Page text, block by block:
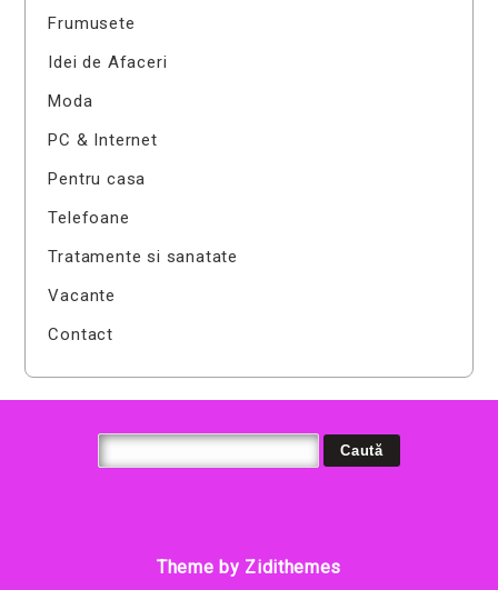
Frumusete
Idei de Afaceri
Moda
PC & Internet
Pentru casa
Telefoane
Tratamente si sanatate
Vacante
Contact
Theme by Zidithemes